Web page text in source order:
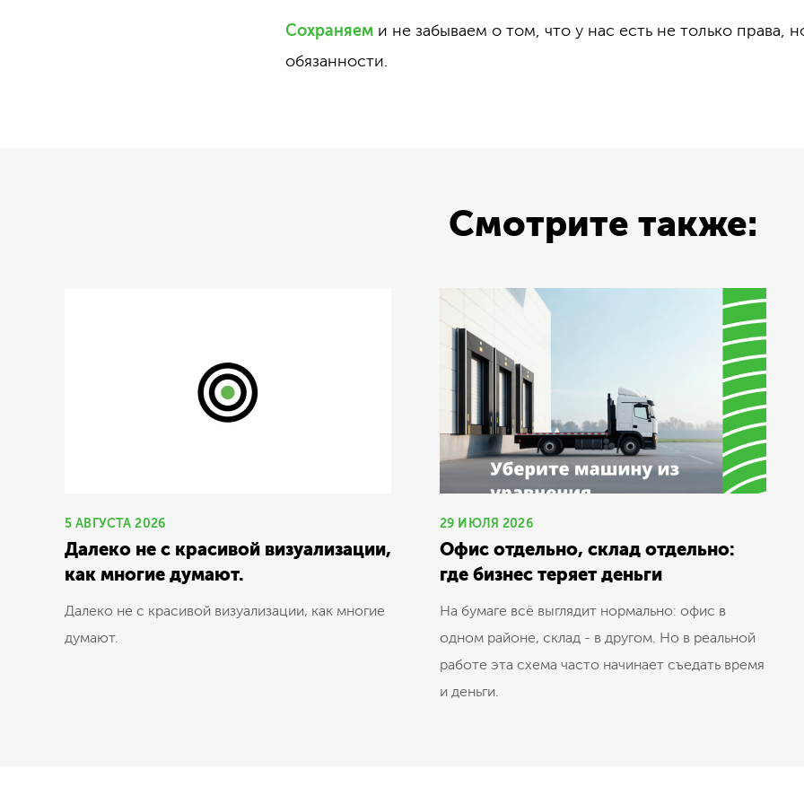
Сохраняем и не забываем о том, что у нас есть не только права,
обязанности.
Смотрите также:
5 АВГУСТА 2026
Далеко не с красивой визуализации,
как многие думают.
Далеко не с красивой визуализации, как многие
думают.
29 ИЮЛЯ 2026
Офис отдельно, склад отдельно:
где бизнес теряет деньги
На бумаге всё выглядит нормально: офис в
одном районе, склад - в другом. Но в реальной
работе эта схема часто начинает съедать время
и деньги.